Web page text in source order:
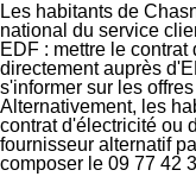
Les habitants de
national du service
EDF : mettre le
directement auprès
s'informer sur les
Alternativement, les
contrat d'électricité ou
fournisseur alternatif
composer le 09 77 42